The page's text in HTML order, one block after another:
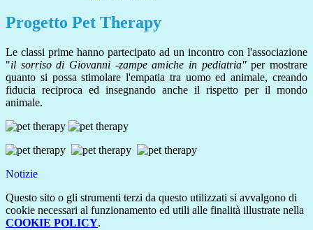
Progetto Pet Therapy
Le classi prime hanno partecipato ad un incontro con l'associazione
"il sorriso di Giovanni -zampe amiche in pediatria"per mostrare
quanto si possa stimolare l'empatia tra uomo ed animale, creando
fiducia reciproca ed insegnando anche il rispetto per il mondo
animale.
Notizie
Questo sito o gli strumenti terzi da questo utilizzati si avvalgono di
cookie necessari al funzionamento ed utili alle finalità illustrate nella
COOKIE POLICY.